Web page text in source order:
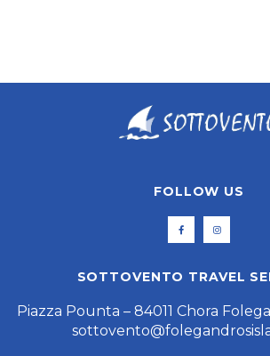
FOLLOW US
SOTTOVENTO TRAVEL
Piazza Pounta – 84011 Chora